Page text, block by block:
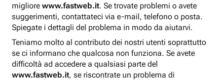
migliore www.fastweb.it. Se trovate problemi o avete
suggerimenti, contattateci via e-mail, telefono o posta.
Spiegate i dettagli del problema in modo da aiutarvi.
Teniamo molto al contributo dei nostri utenti soprattutto
se ci informano che qualcosa non funziona. Se avete
difficoltà ad accedere a qualsiasi parte del
www.fastweb.it, se riscontrate un problema di